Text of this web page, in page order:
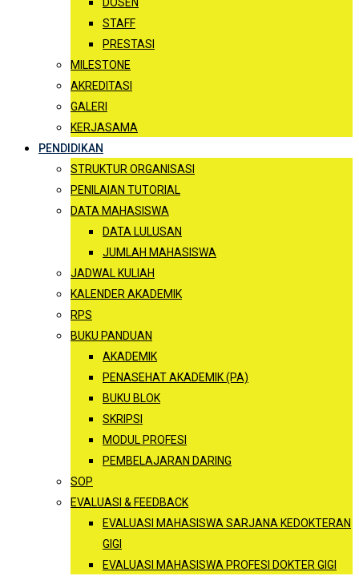
STAFF
PRESTASI
MILESTONE
AKREDITASI
GALERI
KERJASAMA
PENDIDIKAN
STRUKTUR ORGANISASI
PENILAIAN TUTORIAL
DATA MAHASISWA
DATA LULUSAN
JUMLAH MAHASISWA
JADWAL KULIAH
KALENDER AKADEMIK
RPS
BUKU PANDUAN
AKADEMIK
PENASEHAT AKADEMIK (PA)
BUKU BLOK
SKRIPSI
MODUL PROFESI
PEMBELAJARAN DARING
SOP
EVALUASI & FEEDBACK
EVALUASI MAHASISWA SARJANA KEDOKTERAN
GIGI
EVALUASI MAHASISWA PROFESI DOKTER GIGI